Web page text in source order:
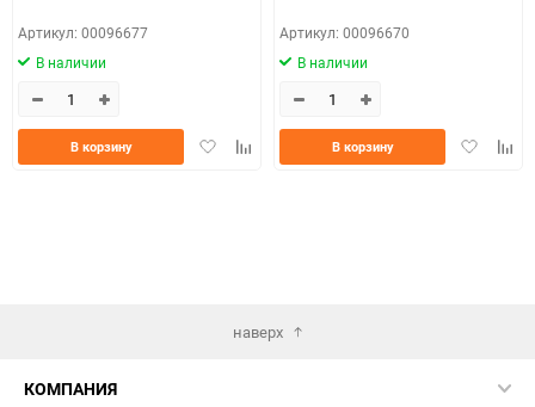
Артикул: 00096677
В наличии
ДобавитьДобавить
В корзину
Артикул: 00096670
В наличии
Добавить
В корзину
наверх
КОМПАНИЯ